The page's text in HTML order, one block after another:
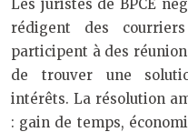
Les juristes de BPCE
rédigent des
participent à des
de trouver une
intérêts. La résolution
: gain de temps,